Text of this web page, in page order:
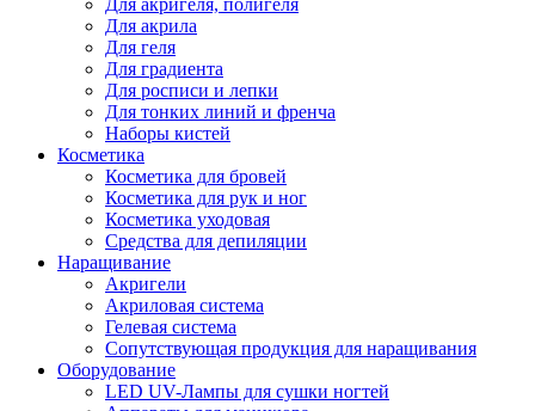
Для акригеля, полигеля
Для акрила
Для геля
Для градиента
Для росписи и лепки
Для тонких линий и френча
Наборы кистей
Косметика
Косметика для бровей
Косметика для рук и ног
Косметика уходовая
Средства для депиляции
Наращивание
Акригели
Акриловая система
Гелевая система
Сопутствующая продукция для наращивания
Оборудование
LED UV-Лампы для сушки ногтей